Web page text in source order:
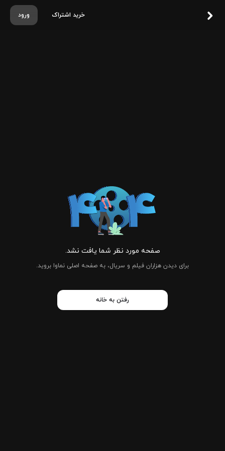
ورود خرید اشتراک
صفحه مورد نظر شما یافت نشد.
برای دیدن هزاران فیلم و سریال، به صفحه اصلی نماوا بروید.
رفتن به خانه